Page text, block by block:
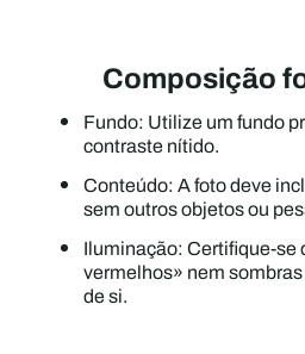
Composição
Fundo: Utilize um fundo
contraste nítido.
Conteúdo: A foto deve
sem outros objetos ou
Iluminação: Certifique-se
vermelhos» nem
de si.